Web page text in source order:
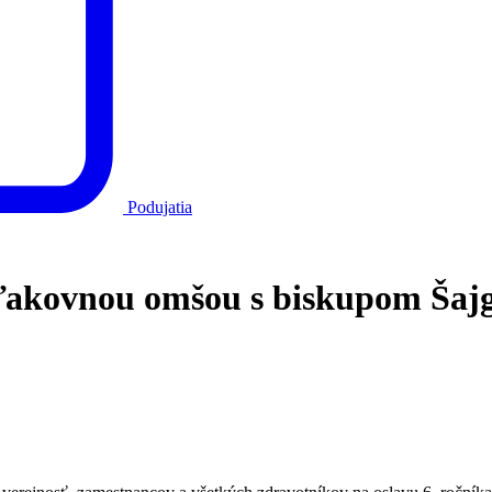
Podujatia
omšou s biskupom